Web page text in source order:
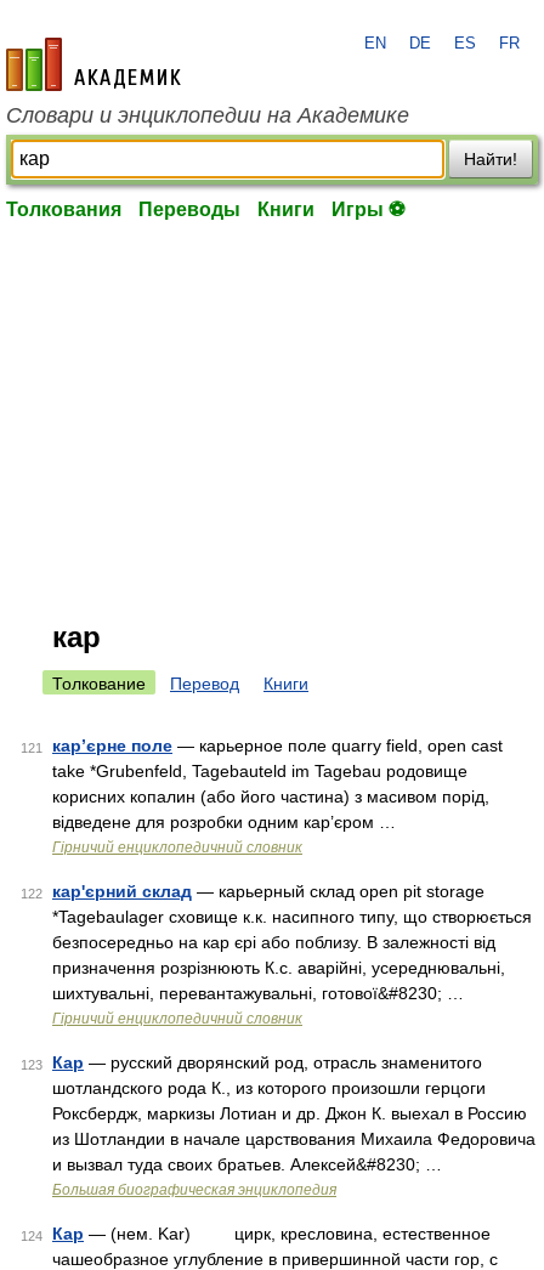
academic.ru
EN DE ES FR
Словари и энциклопедии на Академике
Найти!
Толкования Переводы Книги Игры ⚽
кар
Толкование Перевод Книги
121 кар’єрне поле — карьерное поле quarry field, open cast
take *Grubenfeld, Tagebauteld im Tagebau родовище
корисних копалин (або його частина) з масивом порід,
відведене для розробки одним кар’єром …
Гірничий енциклопедичний словник
122 кар'єрний склад — карьерный склад open pit storage
*Tagebaulager сховище к.к. насипного типу, що створюється
безпосередньо на кар єрі або поблизу. В залежності від
призначення розрізнюють К.с. аварійні, усереднювальні,
шихтувальні, перевантажувальні, готової&#8230; …
Гірничий енциклопедичний словник
123 Кар — русский дворянский род, отрасль знаменитого
шотландского рода К., из которого произошли герцоги
Роксбердж, маркизы Лотиан и др. Джон К. выехал в Россию
из Шотландии в начале царствования Михаила Федоровича
и вызвал туда своих братьев. Алексей&#8230; …
Большая биографическая энциклопедия
124 Кар — (нем. Kar) цирк, кресловина, естественное
чашеобразное углубление в привершинной части гор, с